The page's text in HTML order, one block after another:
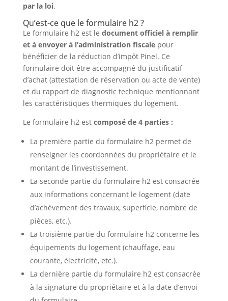
par la loi.
Qu’est-ce que le formulaire h2 ?
Le formulaire h2 est le document officiel à remplir
et à envoyer à l’administration fiscalepour
bénéficier de la réduction d’impôt Pinel. Ce
formulaire doit être accompagné du justificatif
d’achat (attestation de réservation ou acte de vente)
et du rapport de diagnostic technique mentionnant
les caractéristiques thermiques du logement.
Le formulaire h2 est composé de 4 parties :
La première partie du formulaire h2 permet de
renseigner les coordonnées du propriétaire et le
montant de l’investissement.
La seconde partie du formulaire h2 est consacrée
aux informations concernant le logement (date
d’achèvement des travaux, superficie, nombre de
pièces, etc.).
La troisième partie du formulaire h2 concerne les
équipements du logement (chauffage, eau
courante, électricité, etc.).
La dernière partie du formulaire h2 est consacrée
à la signature du propriétaire et à la date d’envoi